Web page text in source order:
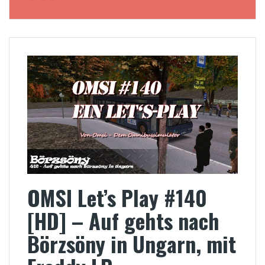
OMSI Let’s Play #140
[HD] – Auf gehts nach
Börzsöny in Ungarn, mit